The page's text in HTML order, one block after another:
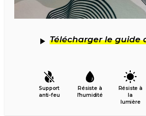
Télécharger le guide
Support
anti-feu
Résiste à
l’humidité
Résiste à
la
lumière